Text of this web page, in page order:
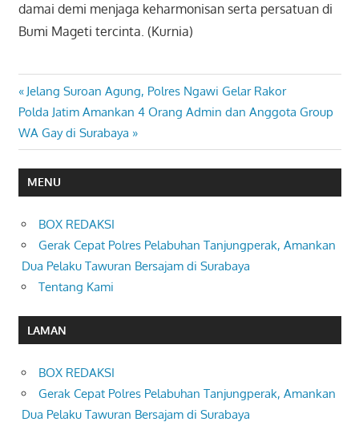
damai demi menjaga keharmonisan serta persatuan di
Bumi Mageti tercinta. (Kurnia)
Navigasi
pos
Previous
Post:
Jelang Suroan Agung, Polres Ngawi Gelar Rakor
Next
Post:
Polda Jatim Amankan 4 Orang Admin dan Anggota Group
WA Gay di Surabaya
MENU
BOX REDAKSI
Gerak Cepat Polres Pelabuhan Tanjungperak, Amankan
Dua Pelaku Tawuran Bersajam di Surabaya
Tentang Kami
LAMAN
BOX REDAKSI
Gerak Cepat Polres Pelabuhan Tanjungperak, Amankan
Dua Pelaku Tawuran Bersajam di Surabaya